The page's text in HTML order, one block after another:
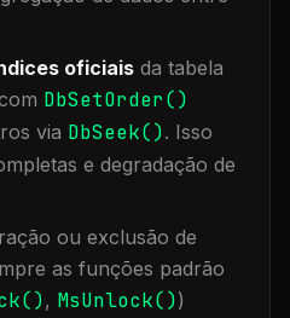
oficiais da tabela
DbSetOrder()
via DbSeek(). Isso
e degradação de
ou exclusão de
as funções padrão
, MsUnlock())